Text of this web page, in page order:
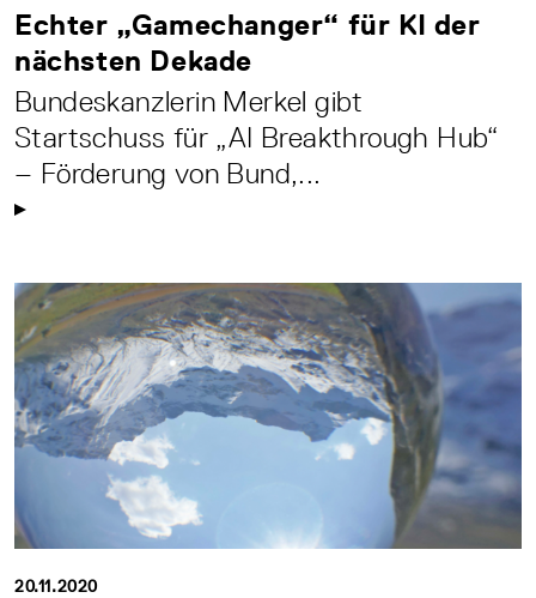
Echter „Gamechanger“ für KI der
nächsten Dekade
Bundeskanzlerin Merkel gibt
Startschuss für „AI Breakthrough Hub“
– Förderung von Bund,...
20.11.2020